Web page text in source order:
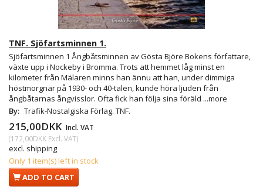
TNF. Sjöfartsminnen 1.
Sjöfartsminnen 1 Ångbåtsminnen av Gösta Björe Bokens författare,
växte upp i Nockeby i Bromma. Trots att hemmet låg minst en
kilometer från Mälaren minns han ännu att han, under dimmiga
höstmorgnar på 1930- och 40-talen, kunde höra ljuden från
ångbåtarnas ångvisslor. Ofta fick han följa sina föräld ...more
By: Trafik-Nostalgiska Förlag. TNF.
215,00DKK Incl. VAT
(172,00DKK Excl. VAT)
excl. shipping
Only 1 item(s) left in stock
ADD TO CART